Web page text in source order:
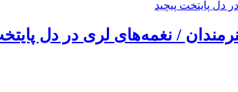
/ نغمه‌های لری در دل